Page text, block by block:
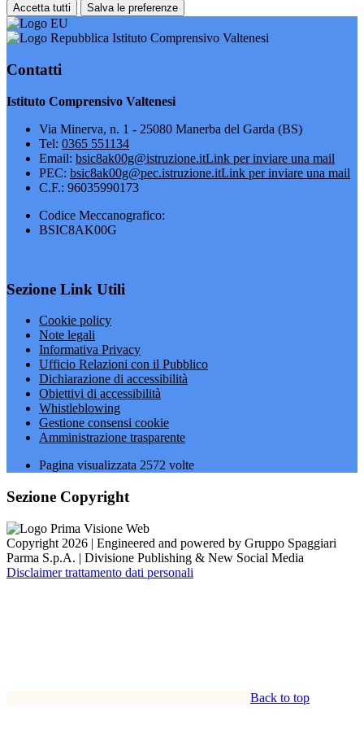
Accetta tutti Salva le preferenze
Istituto Comprensivo Valtenesi
Contatti
Istituto Comprensivo Valtenesi
Via Minerva, n. 1 - 25080 Manerba del Garda (BS)
Tel: 0365 551134
Email: bsic8ak00g@istruzione.itLink per inviare una mail
PEC: bsic8ak00g@pec.istruzione.itLink per inviare una mail
C.F.: 96035990173
Codice Meccanografico:
BSIC8AK00G
Sezione Link Utili
Cookie policy
Note legali
Informativa Privacy
Ufficio Relazioni con il Pubblico
Dichiarazione di accessibilità
Obiettivi di accessibilità
Whistleblowing
Gestione consensi cookie
Amministrazione trasparente
Pagina visualizzata 2572 volte
Sezione Copyright
Copyright 2026 | Engineered and powered by Gruppo Spaggiari
Parma S.p.A. | Divisione Publishing & New Social Media
Disclaimer trattamento dati personali
Back to top